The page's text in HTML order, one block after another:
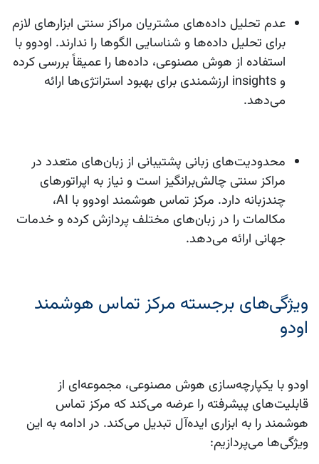
عدم تحلیل داده‌های مشتریان مراکز سنتی ابزارهای لازم
برای تحلیل داده‌ها و شناسایی الگوها را ندارند. اودوو با
استفاده از هوش مصنوعی، داده‌ها را عمیقاً بررسی کرده
و insights ارزشمندی برای بهبود استراتژی‌ها ارائه
می‌دهد.
محدودیت‌های زبانی پشتیبانی از زبان‌های متعدد در
مراکز سنتی چالش‌برانگیز است و نیاز به اپراتورهای
چندزبانه دارد. مرکز تماس هوشمند اودوو با AI،
مکالمات را در زبان‌های مختلف پردازش کرده و خدمات
جهانی ارائه می‌دهد.
ویژگی‌های برجسته مرکز تماس هوشمند
اودو
اودو با یکپارچه‌سازی هوش مصنوعی، مجموعه‌ای از
قابلیت‌های پیشرفته را عرضه می‌کند که مرکز تماس
هوشمند را به ابزاری ایده‌آل تبدیل می‌کند. در ادامه به این
ویژگی‌ها می‌پردازیم: